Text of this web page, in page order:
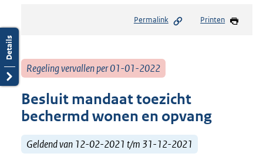
Permalink Printen
Regeling vervallen per 01-01-2022
Besluit mandaat toezicht
bechermd wonen en opvang
Geldend van 12-02-2021 t/m 31-12-2021